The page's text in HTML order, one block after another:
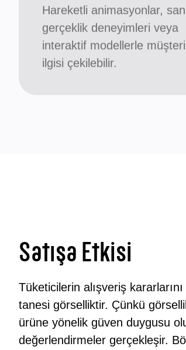
Hareketli animasyonlar,
gerçeklik deneyimleri veya
interaktif modellerle
ilgisi çekilebilir.
Satışa Etkisi
Tüketicilerin alışveriş
tanesi görselliktir. Çünkü
ürüne yönelik güven duygusu
değerlendirmeler gerçekleşir.